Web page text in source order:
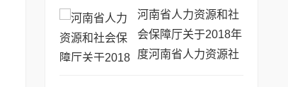
河南省人力资源和社
会保障厅关于2018年
度河南省人力资源社